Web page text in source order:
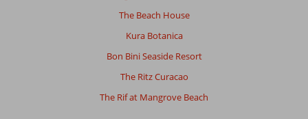
The Beach House
Kura Botanica
Bon Bini Seaside Resort
The Ritz Curacao
The Rif at Mangrove Beach